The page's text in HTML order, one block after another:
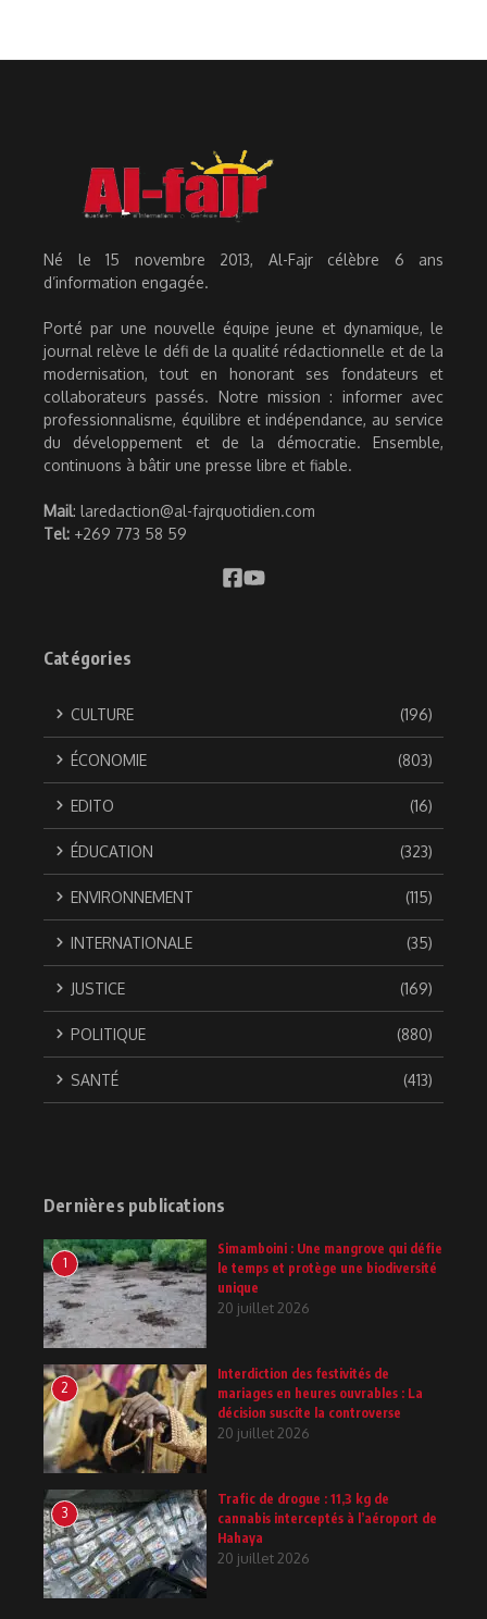
Né le 15 novembre 2013, Al-Fajr célèbre 6 ans
d’information engagée.
Porté par une nouvelle équipe jeune et dynamique, le
journal relève le défi de la qualité rédactionnelle et de la
modernisation, tout en honorant ses fondateurs et
collaborateurs passés. Notre mission : informer avec
professionnalisme, équilibre et indépendance, au service
du développement et de la démocratie. Ensemble,
continuons à bâtir une presse libre et fiable.
Mail: laredaction@al-fajrquotidien.com
Tel: +269 773 58 59
Catégories
CULTURE (196)
ÉCONOMIE (803)
EDITO (16)
ÉDUCATION (323)
ENVIRONNEMENT (115)
INTERNATIONALE (35)
JUSTICE (169)
POLITIQUE (880)
SANTÉ (413)
Dernières publications
1
Simamboini : Une mangrove qui défie
le temps et protège une biodiversité
unique
20 juillet 2026
2
Interdiction des festivités de
mariages en heures ouvrables : La
décision suscite la controverse
20 juillet 2026
3
Trafic de drogue : 11,3 kg de
cannabis interceptés à l’aéroport de
Hahaya
20 juillet 2026